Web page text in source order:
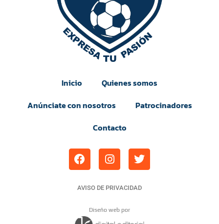
Inicio
Quienes somos
Anúnciate con nosotros
Patrocinadores
Contacto
AVISO DE PRIVACIDAD
Diseño web por